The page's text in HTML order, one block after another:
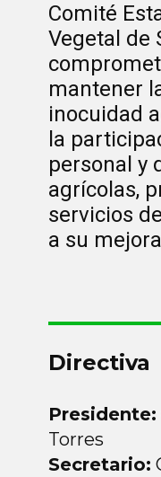
Comité
Vegetal de
mantener
inocuidad
la
personal y
agrícolas,
servicios
a su
Directiva
Presidente:
Torres
Secretario: